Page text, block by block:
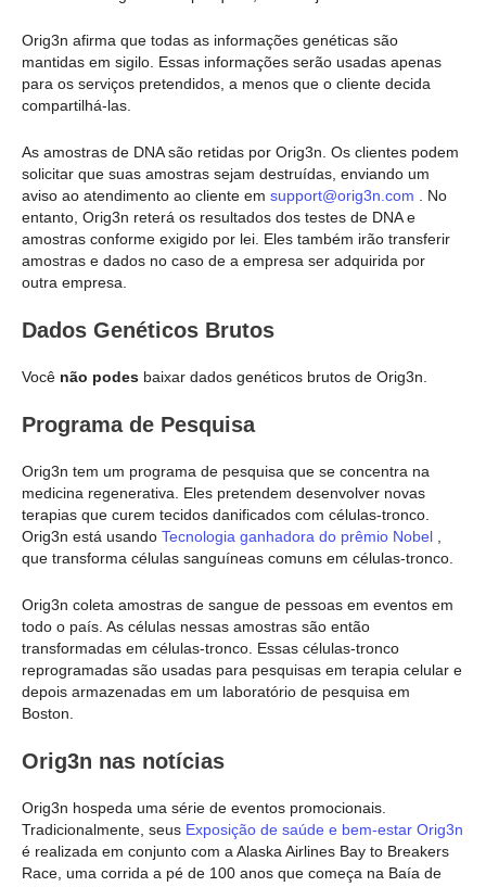
Orig3n afirma que todas as informações genéticas são
mantidas em sigilo. Essas informações serão usadas apenas
para os serviços pretendidos, a menos que o cliente decida
compartilhá-las.
As amostras de DNA são retidas por Orig3n. Os clientes podem
solicitar que suas amostras sejam destruídas, enviando um
aviso ao atendimento ao cliente em support@orig3n.com . No
entanto, Orig3n reterá os resultados dos testes de DNA e
amostras conforme exigido por lei. Eles também irão transferir
amostras e dados no caso de a empresa ser adquirida por
outra empresa.
Dados Genéticos Brutos
Você não podes baixar dados genéticos brutos de Orig3n.
Programa de Pesquisa
Orig3n tem um programa de pesquisa que se concentra na
medicina regenerativa. Eles pretendem desenvolver novas
terapias que curem tecidos danificados com células-tronco.
Orig3n está usando Tecnologia ganhadora do prêmio Nobel ,
que transforma células sanguíneas comuns em células-tronco.
Orig3n coleta amostras de sangue de pessoas em eventos em
todo o país. As células nessas amostras são então
transformadas em células-tronco. Essas células-tronco
reprogramadas são usadas para pesquisas em terapia celular e
depois armazenadas em um laboratório de pesquisa em
Boston.
Orig3n nas notícias
Orig3n hospeda uma série de eventos promocionais.
Tradicionalmente, seus Exposição de saúde e bem-estar Orig3n
é realizada em conjunto com a Alaska Airlines Bay to Breakers
Race, uma corrida a pé de 100 anos que começa na Baía de